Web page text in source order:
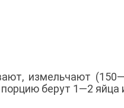
измельчают
берут 1—2 яйца